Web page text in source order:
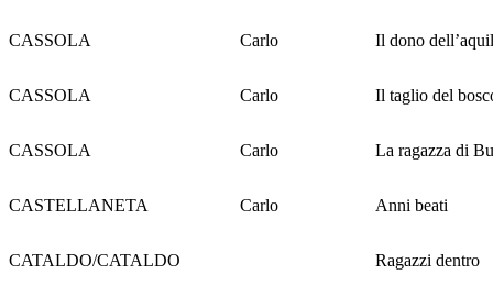
CASSOLA Carlo Il dono
CASSOLA Carlo Il taglio del
CASSOLA Carlo La ragazza di
CASTELLANETA Carlo Anni beati
CATALDO/CATALDO Ragazzi dentro